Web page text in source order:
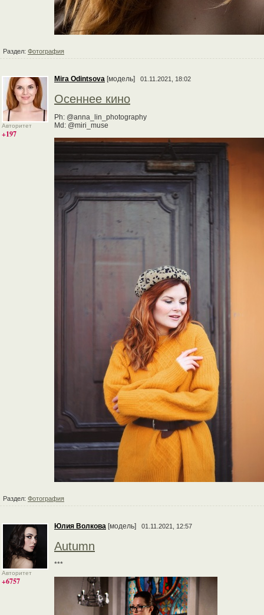
Раздел: Фотография
Авторитет
+197
Mira Odintsova [модель] 01.11.2021, 18:02
Осеннее кино
Ph: @anna_lin_photography
Md: @miri_muse
Раздел: Фотография
Авторитет
+6757
Юлия Волкова [модель] 01.11.2021, 12:57
Autumn
***